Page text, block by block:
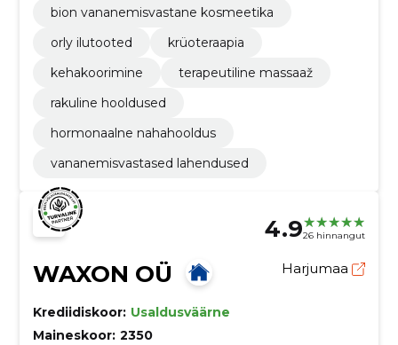
bion vananemisvastane kosmeetika
orly ilutooted
krüoteraapia
kehakoorimine
terapeutiline massaaž
rakuline hooldused
hormonaalne nahahooldus
vananemisvastased lahendused
4.926 hinnangut
WAXON OÜ Harjumaa
Krediidiskoor: Usaldusväärne
Maineskoor: 2350